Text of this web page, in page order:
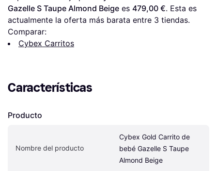
Gazelle S Taupe Almond Beige es 479,00 €. Esta es
actualmente la oferta más barata entre 3 tiendas.
Comparar:
Cybex Carritos
Características
Producto
Nombre del producto
Cybex Gold Carrito de
bebé Gazelle S Taupe
Almond Beige